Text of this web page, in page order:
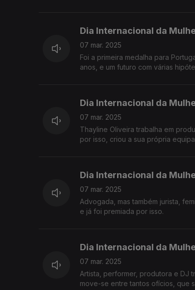
Dia Internacional da
07 mar. 2025
Foi a primeira medalha para
anos, e um futuro com várias
Dia Internacional da
07 mar. 2025
Thayline Oliveira trabalha em
por isso, criou a sua própria
Dia Internacional da
07 mar. 2025
Advogada, mas também jurista,
e já foi premiada por isso.
Dia Internacional da
07 mar. 2025
Artista, performer, produtora e DJ
move-se entre tantos ofícios, que